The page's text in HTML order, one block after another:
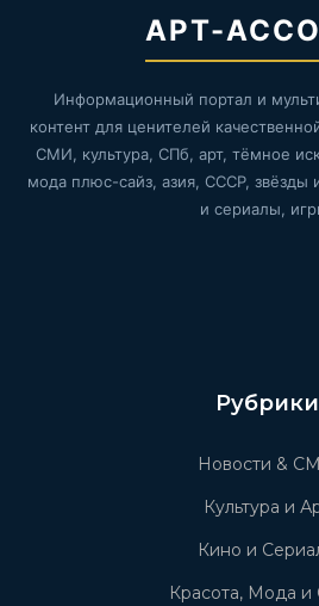
АРТ-
Информационный портал и
контент для ценителей
СМИ, культура, СПб, арт, тёмное
мода плюс-сайз, азия, СССР, звёзды
и сериалы,
Рубрики
Новости &
Культура и
Кино и
Красота, Мода и